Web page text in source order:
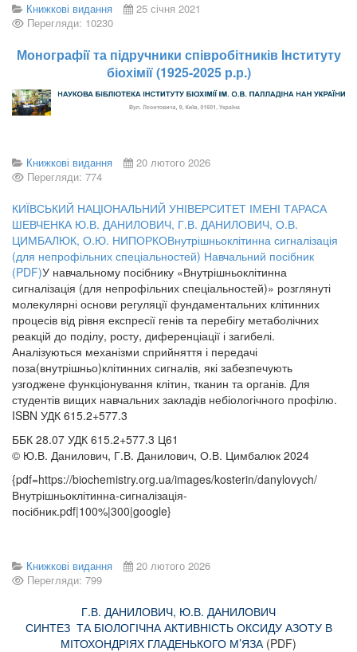
Книжкові видання
25 січня 2021
Перегляди: 10230
Монографії та підручники співробітників Інституту
біохімії (1925-2025 р.р.)
Книжкові видання
20 лютого 2026
Перегляди: 774
КИЇВСЬКИЙ НАЦІОНАЛЬНИЙ УНІВЕРСИТЕТ ІМЕНІ ТАРАСА
ШЕВЧЕНКА Ю.В. ДАНИЛОВИЧ, Г.В. ДАНИЛОВИЧ, О.В.
ЦИМБАЛЮК, О.Ю. НИПОРКОВнутрішньоклітинна сигналізація
(для непрофільних спеціальностей) Навчальний посібник
(PDF)У навчальному посібнику «Внутрішньоклітинна
сигналізація (для непрофільних спеціальностей)» розглянуті
молекулярні основи регуляції фундаментальних клітинних
процесів від рівня експресії генів та перебігу метаболічних
реакцій до поділу, росту, диференціації і загибелі.
Аналізуються механізми сприйняття і передачі
поза(внутрішньо)клітинних сигналів, які забезпечують
узгоджене функціонування клітин, тканин та органів. Для
студентів вищих навчальних закладів небіологічного профілю.
ISBN УДК 615.2+577.3
ББК 28.07 УДК 615.2+577.3 Ц61
© Ю.В. Данилович, Г.В. Данилович, О.В. Цимбалюк 2024
{pdf=https://biochemistry.org.ua/images/kosterin/danylovych/
Внутрішньоклітинна-сигналізація-
посібник.pdf|100%|300|google}
Книжкові видання
20 лютого 2026
Перегляди: 799
Г.В. ДАНИЛОВИЧ, Ю.В. ДАНИЛОВИЧ
СИНТЕЗ ТА БІОЛОГІЧНА АКТИВНІСТЬ ОКСИДУ АЗОТУ В
МІТОХОНДРІЯХ ГЛАДЕНЬКОГО М’ЯЗА (PDF)